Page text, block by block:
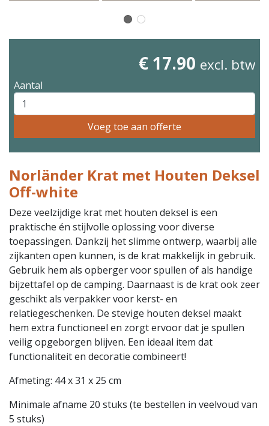
€ 17.90 excl. btw
Aantal
Voeg toe aan offerte
Norländer Krat met Houten Deksel
Off-white
Deze veelzijdige krat met houten deksel is een
praktische én stijlvolle oplossing voor diverse
toepassingen. Dankzij het slimme ontwerp, waarbij alle
zijkanten open kunnen, is de krat makkelijk in gebruik.
Gebruik hem als opberger voor spullen of als handige
bijzettafel op de camping. Daarnaast is de krat ook zeer
geschikt als verpakker voor kerst- en
relatiegeschenken. De stevige houten deksel maakt
hem extra functioneel en zorgt ervoor dat je spullen
veilig opgeborgen blijven. Een ideaal item dat
functionaliteit en decoratie combineert!
Afmeting: 44 x 31 x 25 cm
Minimale afname 20 stuks (te bestellen in veelvoud van
5 stuks)